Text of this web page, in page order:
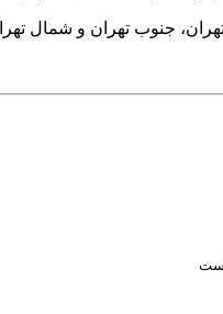
جنوب تهران و شمال